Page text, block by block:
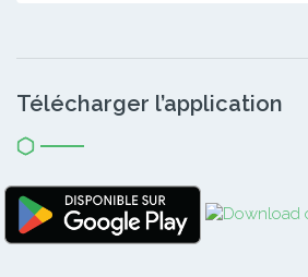
Télécharger l’application